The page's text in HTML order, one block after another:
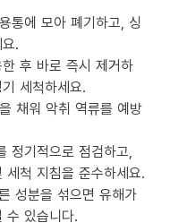
통에 모아 폐기하고, 싱
.
후 바로 즉시 제거하
세척하세요.
채워 악취 역류를 예방
정기적으로 점검하고,
척 지침을 준수하세요.
성분을 섞으면 유해가
수 있습니다.